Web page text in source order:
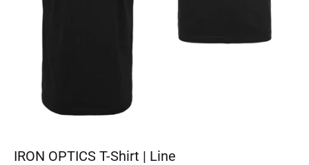
IRON OPTICS T-Shirt | Line